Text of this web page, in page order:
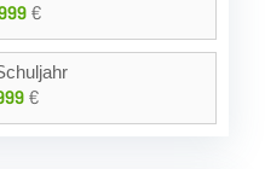
€
€